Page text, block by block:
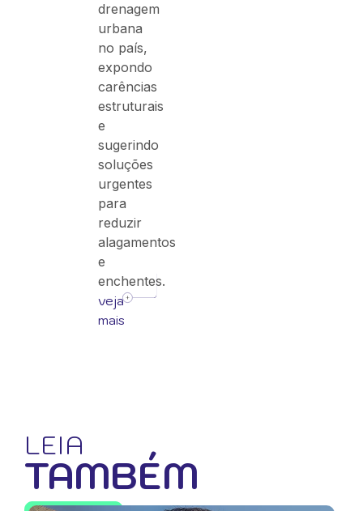
drenagem
urbana
no país,
expondo
carências
estruturais
e
sugerindo
soluções
urgentes
para
reduzir
alagamentos
e
enchentes.
veja
mais
LEIA
TAMBÉM